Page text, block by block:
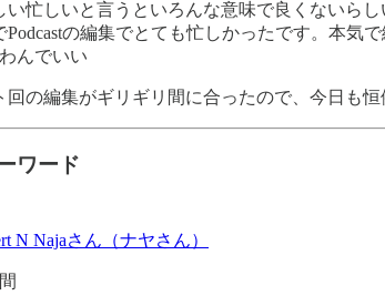
い忙しいと言うといろんな意味で良くないら
の編集でとても忙しかったです。本気
んでいい
回の編集がギリギリ間に合ったので、今日も
ワード
N Najaさん（ナヤさん）